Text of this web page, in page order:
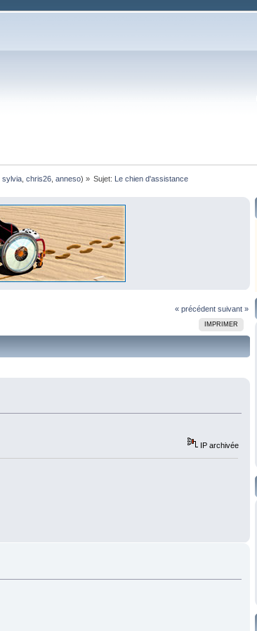
sylvia, chris26, anneso) » Sujet: Le chien d'assistance
« précédent suivant »
IMPRIMER
IP archivée